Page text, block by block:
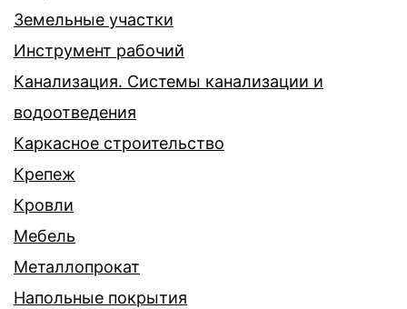
Земельные участки
Инструмент рабочий
Канализация. Системы канализации и
водоотведения
Каркасное строительство
Крепеж
Кровли
Мебель
Металлопрокат
Напольные покрытия